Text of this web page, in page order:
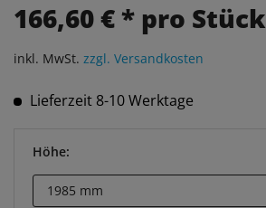
166,60 € * pro Stück
inkl. MwSt. zzgl. Versandkosten
Lieferzeit 8-10 Werktage
Höhe: